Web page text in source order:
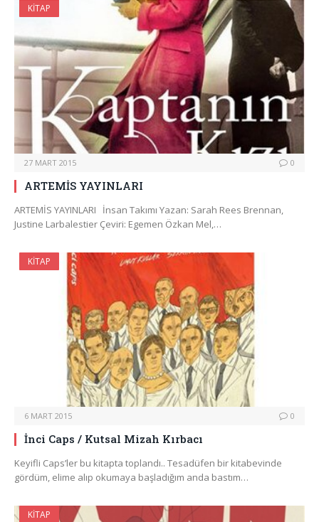
KITAP
27 MART 2015 0
ARTEMİS YAYINLARI
ARTEMİS YAYINLARI İnsan Takımı Yazan: Sarah Rees Brennan,
Justine Larbalestier Çeviri: Egemen Özkan Mel,…
KITAP
6 MART 2015 0
İnci Caps / Kutsal Mizah Kırbacı
Keyifli Caps’ler bu kitapta toplandı.. Tesadüfen bir kitabevinde
gördüm, elime alıp okumaya başladığım anda bastım…
KITAP